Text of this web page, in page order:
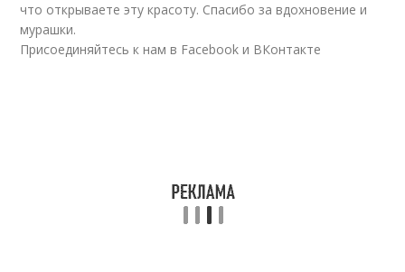
что открываете эту красоту. Спасибо за вдохновение и
мурашки.
Присоединяйтесь к нам в Facebook и ВКонтакте